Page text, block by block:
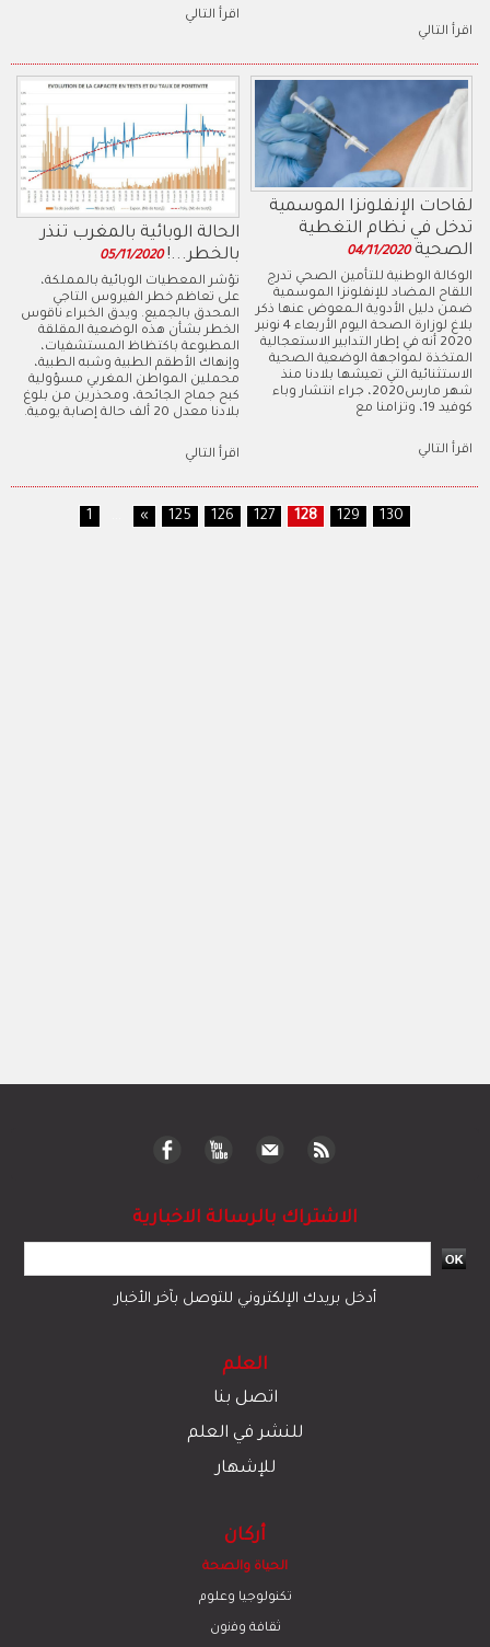
اقرأ التالي
اقرأ التالي
الحالة الوبائية بالمغرب تنذر
بالخطر...! 05/11/2020
تؤشر المعطيات الوبائية بالمملكة،
على تعاظم خطر الفيروس التاجي
المحدق بالجميع. ويدق الخبراء ناقوس
الخطر بشأن هذه الوضعية المقلقة
المطبوعة باكتظاظ المستشفيات،
وإنهاك الأطقم الطبية وشبه الطبية،
محملين المواطن المغربي مسؤولية
كبح جماح الجائحة، ومحذرين من بلوغ
بلادنا معدل 20 ألف حالة إصابة يومية.
اقرأ التالي
لقاحات الإنفلونزا الموسمية
تدخل في نظام التغطية
الصحية 04/11/2020
الوكالة الوطنية للتأمين الصحي تدرج
اللقاح المضاد للإنفلونزا الموسمية
ضمن دليل الأدوية الـمعوض عنها ذكر
بلاغ لوزارة الصحة اليوم الأربعاء 4 نونبر
2020 أنه في إطار التدابير الاستعجالية
المتخذة لمواجهة الوضعية الصحية
الاستثنائية التي تعيشها بلادنا منذ
شهر مارس2020، جراء انتشار وباء
كوفيد 19، وتزامنا مع
اقرأ التالي
1 « 125 126 127 128 129 130
الاشتراك بالرسالة الاخبارية
أدخل بريدك الإلكتروني للتوصل بآخر الأخبار
العلم
اتصل بنا
للنشر في العلم
للإشهار
أركان
الحياة والصحة
تكنولوجيا وعلوم
ﺛﻘﺎﻓﺔ وﻓﻧون